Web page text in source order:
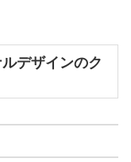
デザインのク